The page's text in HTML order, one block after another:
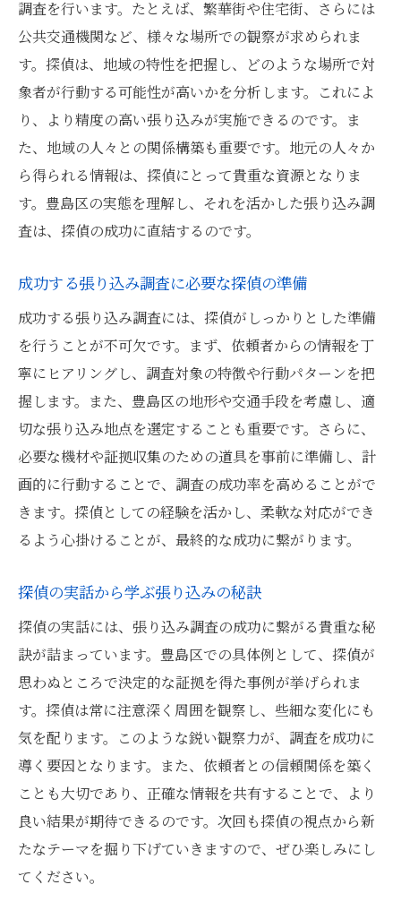
調査を行います。たとえば、繁華街や住宅街、さらには
公共交通機関など、様々な場所での観察が求められま
す。探偵は、地域の特性を把握し、どのような場所で対
象者が行動する可能性が高いかを分析します。これによ
り、より精度の高い張り込みが実施できるのです。ま
た、地域の人々との関係構築も重要です。地元の人々か
ら得られる情報は、探偵にとって貴重な資源となりま
す。豊島区の実態を理解し、それを活かした張り込み調
査は、探偵の成功に直結するのです。
成功する張り込み調査に必要な探偵の準備
成功する張り込み調査には、探偵がしっかりとした準備
を行うことが不可欠です。まず、依頼者からの情報を丁
寧にヒアリングし、調査対象の特徴や行動パターンを把
握します。また、豊島区の地形や交通手段を考慮し、適
切な張り込み地点を選定することも重要です。さらに、
必要な機材や証拠収集のための道具を事前に準備し、計
画的に行動することで、調査の成功率を高めることがで
きます。探偵としての経験を活かし、柔軟な対応ができ
るよう心掛けることが、最終的な成功に繋がります。
探偵の実話から学ぶ張り込みの秘訣
探偵の実話には、張り込み調査の成功に繋がる貴重な秘
訣が詰まっています。豊島区での具体例として、探偵が
思わぬところで決定的な証拠を得た事例が挙げられま
す。探偵は常に注意深く周囲を観察し、些細な変化にも
気を配ります。このような鋭い観察力が、調査を成功に
導く要因となります。また、依頼者との信頼関係を築く
ことも大切であり、正確な情報を共有することで、より
良い結果が期待できるのです。次回も探偵の視点から新
たなテーマを掘り下げていきますので、ぜひ楽しみにし
てください。